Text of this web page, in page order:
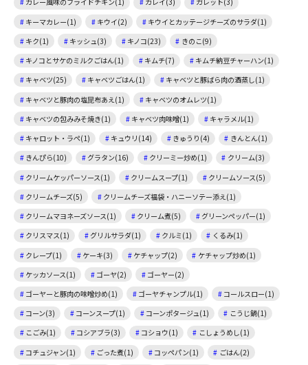
キーマカレー(1)
キウイ(2)
キウイとカッテージチーズのサラダ(1)
キク(1)
キッシュ(3) キノコ(23)
きのこ(9)
キノコとサケのミルクごはん(1)
キムチ(7)
キムチ納豆チャーハン(1)
キャベツ(25)
キャベツごはん(1)
キャベツと豚ばら肉の酒蒸し(1)
キャベツと豚肉の塩昆布あえ(1)
キャベツのオムレツ(1)
キャベツの包みみそ焼き(1)
キャベツ肉味噌(1)
キャラメル(1)
キャロット・ラペ(1)
キュウリ(14) きゅうり(4)
きんとん(1)
きんぴら(10)
グラタン(16) クリーミー炒め(1)
クリーム(3)
クリームケッパーソース(1)
クリームスープ(1)
クリームソース(5)
クリームチーズ(5)
クリームチーズ福袋・ハニーソテー添え(1)
クリームマヨネーズソース(1)
クリーム煮(5)
グリーンペッパー(1)
クリスマス(1)
グリルサラダ(1) クルミ(1)
くるみ(1)
クレープ(1)
ケーキ(3) ケチャップ(2)
ケチャップ炒め(1)
ケッカソース(1)
ゴーヤ(2)
ゴーヤー(2)
ゴーヤーと豚肉の味噌炒め(1)
ゴーヤチャンプル(1)
コールスロー(1)
コーン(3)
コーンスープ(1) コーンポタージュ(1)
こうじ鍋(1)
こごみ(1)
コシアブラ(3) コショウ(1)
こしょうめし(1)
コチュジャン(1)
ごった煮(1) コッペパン(1)
ごはん(2)